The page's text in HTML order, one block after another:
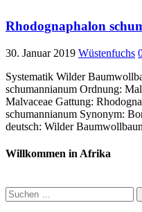
Rhodognaphalon
30. Januar 2019 Wüstenfuchs
Systematik Wilder
schumannianum Ordnung:
Malvaceae Gattung:
schumannianum Synonym:
deutsch: Wilder
Willkommen in Afrika
Suchen
nach: